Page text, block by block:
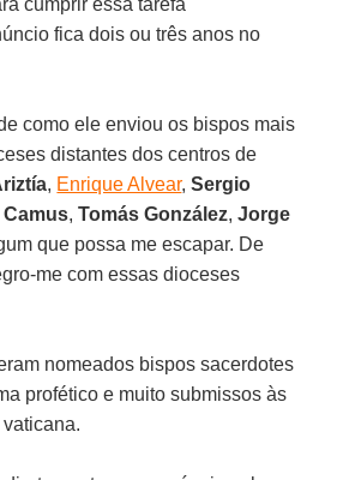
cumprir essa tarefa
fica dois ou três anos no
como ele enviou os bispos mais
distantes dos centros de
, Enrique Alvear, Sergio
, Tomás González, Jorge
que possa me escapar. De
me com essas dioceses
nomeados bispos sacerdotes
profético e muito submissos às